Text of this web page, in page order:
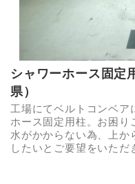
シャワーホース固
県）
工場にてベルトコンベア
ホース固定用柱。お困り
水がかからない為、上か
したいとご要望をいただ